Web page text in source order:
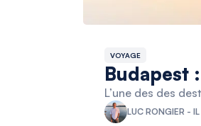
VOYAGE
Budapest
L’une des des
LUC RONGIER -